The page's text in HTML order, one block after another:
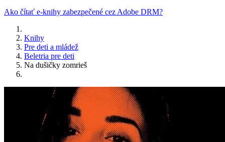
Ako čítať e-knihy zabezpečené cez Adobe DRM?
Knihy
Pre deti a mládež
Beletria pre deti
Na dušičky zomrieš